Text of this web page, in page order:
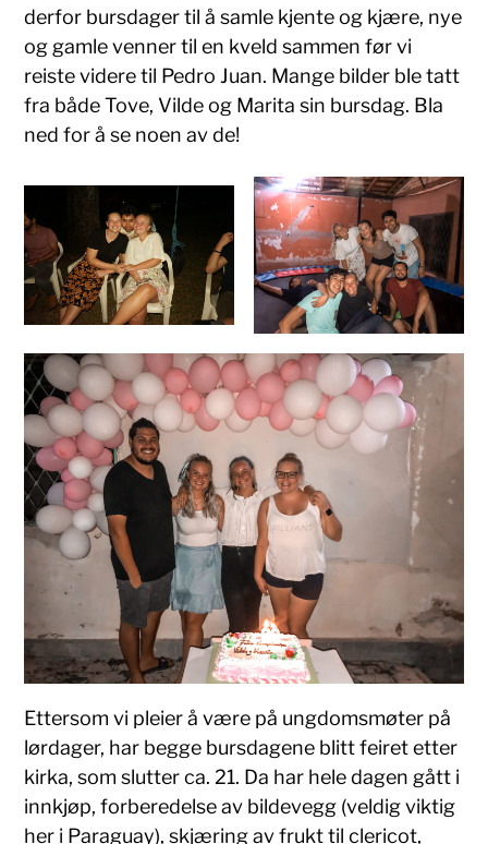
derfor bursdager til å samle kjente og kjære, nye
og gamle venner til en kveld sammen før vi
reiste videre til Pedro Juan. Mange bilder ble tatt
fra både Tove, Vilde og Marita sin bursdag. Bla
ned for å se noen av de!
Ettersom vi pleier å være på ungdomsmøter på
lørdager, har begge bursdagene blitt feiret etter
kirka, som slutter ca. 21. Da har hele dagen gått i
innkjøp, forberedelse av bildevegg (veldig viktig
her i Paraguay), skjæring av frukt til clericot,